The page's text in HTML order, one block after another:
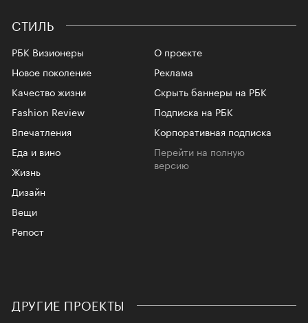
СТИЛЬ
РБК Визионеры
Новое поколение
Качество жизни
Fashion Review
Впечатления
Еда и вино
Жизнь
Дизайн
Вещи
Репост
О проекте
Реклама
Скрыть баннеры на РБК
Подписка на РБК
Корпоративная подписка
Перейти на полную
версию
ДРУГИЕ ПРОЕКТЫ